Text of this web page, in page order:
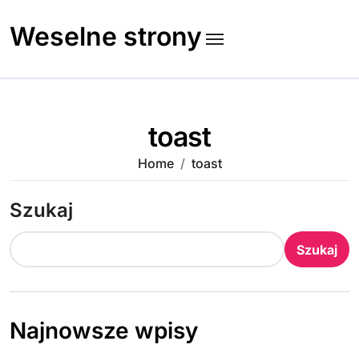
to
content
Weselne strony
toast
Home toast
Szukaj
Szukaj
Najnowsze wpisy